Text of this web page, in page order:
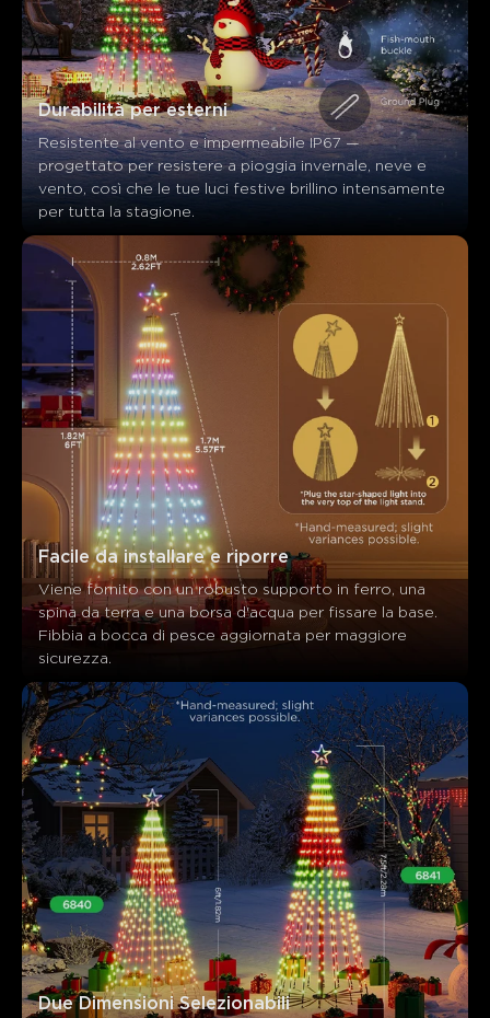
Durabilità per esterni
Resistente al vento e impermeabile IP67 —
progettato per resistere a pioggia invernale, neve e
vento, così che le tue luci festive brillino intensamente
per tutta la stagione.
Facile da installare e riporre
Viene fornito con un robusto supporto in ferro, una
spina da terra e una borsa d'acqua per fissare la base.
Fibbia a bocca di pesce aggiornata per maggiore
sicurezza.
Due Dimensioni Selezionabili
I clienti menzionanoPositivoNegativo
Riassunto：
Generato dall'IA dal testo delle recensioni dei clienti